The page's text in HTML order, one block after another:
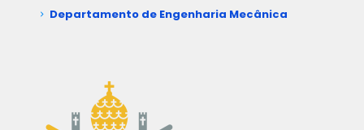
Departamento de Engenharia Mecânica